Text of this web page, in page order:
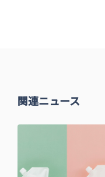
関連ニュース